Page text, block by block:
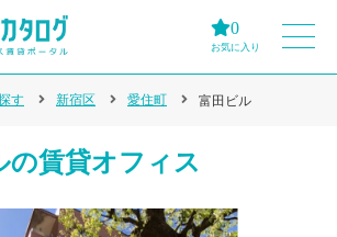
0
お気に入り
す 新宿区 愛住町 富田ビル
の賃貸オフィス